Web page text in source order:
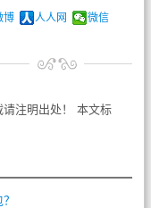
博 人人网 微信
注明出处！ 本文标